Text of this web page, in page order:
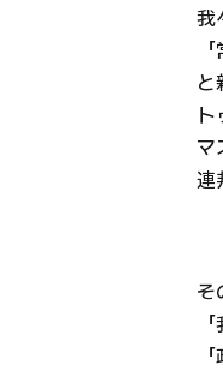
我
と
マ
連
そ